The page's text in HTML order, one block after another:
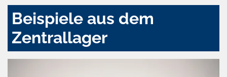
Beispiele aus dem
Zentrallager